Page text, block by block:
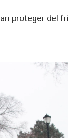
proteger del